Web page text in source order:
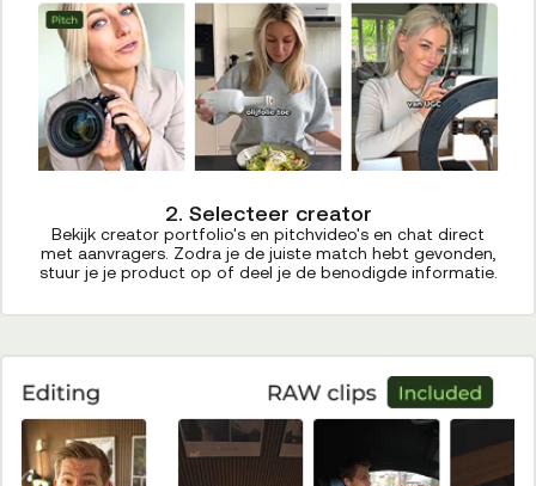
2. Selecteer creator
Bekijk creator portfolio's en pitchvideo's en chat direct
met aanvragers. Zodra je de juiste match hebt gevonden,
stuur je je product op of deel je de benodigde informatie.